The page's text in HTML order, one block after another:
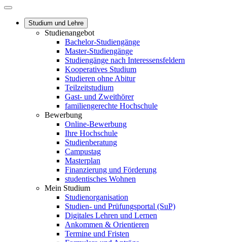
Studium und Lehre
Studienangebot
Bachelor-Studiengänge
Master-Studiengänge
Studiengänge nach Interessensfeldern
Kooperatives Studium
Studieren ohne Abitur
Teilzeitstudium
Gast- und Zweithörer
familiengerechte Hochschule
Bewerbung
Online-Bewerbung
Ihre Hochschule
Studienberatung
Campustag
Masterplan
Finanzierung und Förderung
studentisches Wohnen
Mein Studium
Studienorganisation
Studien- und Prüfungsportal (SuP)
Digitales Lehren und Lernen
Ankommen & Orientieren
Termine und Fristen